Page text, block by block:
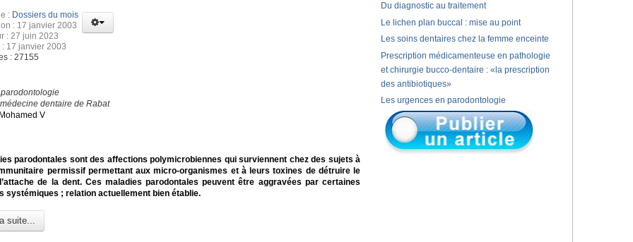
: Dossiers du mois
: 17 janvier 2003
: 27 juin 2023
17 janvier 2003
: 27155
dentaire de Rabat
V
parodontales sont des affections polymicrobiennes qui surviennent chez des sujets à
permissif permettant aux micro-organismes et à leurs toxines de détruire le
de la dent. Ces maladies parodontales peuvent être aggravées par certaines
systémiques ; relation actuellement bien établie.
suite...
Du diagnostic au traitement
Le lichen plan buccal : mise au point
Les soins dentaires chez la femme enceinte
Prescription médicamenteuse en pathologie
et chirurgie bucco-dentaire : «la prescription
des antibiotiques»
Les urgences en parodontologie